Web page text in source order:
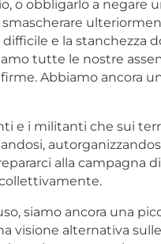
o obbligarlo a negare
e la stanchezza
tutte le nostre
Abbiamo ancora
e i militanti che sui
alla campagna
siamo ancora una
visione alternativa